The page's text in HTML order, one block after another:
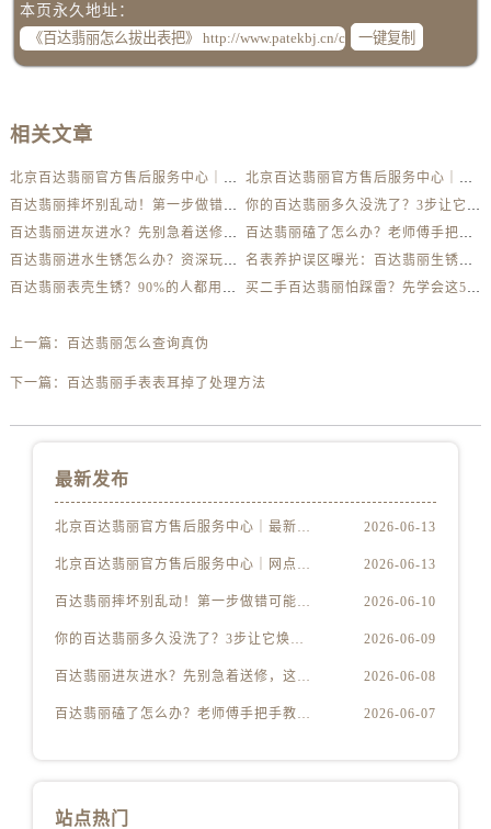
本页永久地址：
一键复制
相关文章
北京百达翡丽官方售后服务中心｜最新地址及服务热线权威信息公示（2026年6月最新）
北京百达翡丽官方售后服务中心｜网点地址与客服电话权威信息公示（2026年6月最新）
百达翡丽摔坏别乱动！第一步做错可能报废
你的百达翡丽多久没洗了？3步让它焕然一新
百达翡丽进灰进水？先别急着送修，这样做更安全
百达翡丽磕了怎么办？老师傅手把手教你修复技巧
百达翡丽进水生锈怎么办？资深玩家教你自救方法
名表养护误区曝光：百达翡丽生锈真相揭秘
百达翡丽表壳生锈？90%的人都用错了清洁方法
买二手百达翡丽怕踩雷？先学会这5个防伪要点
上一篇： 百达翡丽怎么查询真伪
下一篇： 百达翡丽手表表耳掉了处理方法
最新发布
北京百达翡丽官方售后服务中心｜最新地址及服务热线权威信息公示（2026年6月最新） 2026-06-13
北京百达翡丽官方售后服务中心｜网点地址与客服电话权威信息公示（2026年6月最新） 2026-06-13
百达翡丽摔坏别乱动！第一步做错可能报废 2026-06-10
你的百达翡丽多久没洗了？3步让它焕然一新 2026-06-09
百达翡丽进灰进水？先别急着送修，这样做更安全 2026-06-08
百达翡丽磕了怎么办？老师傅手把手教你修复技巧 2026-06-07
站点热门